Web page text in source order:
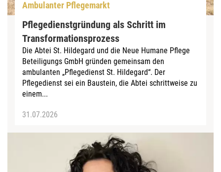
Ambulanter Pflegemarkt
Pflegedienstgründung als Schritt im
Transformationsprozess
Die Abtei St. Hildegard und die Neue Humane Pflege
Beteiligungs GmbH gründen gemeinsam den
ambulanten „Pflegedienst St. Hildegard“. Der
Pflegedienst sei ein Baustein, die Abtei schrittweise zu
einem...
31.07.2026